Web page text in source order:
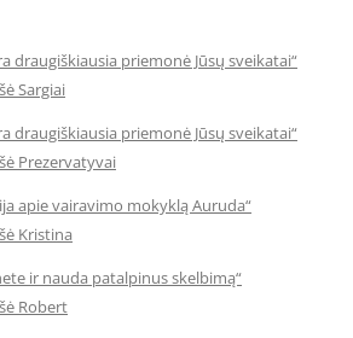
draugiškiausia priemonė Jūsų sveikatai“
Sargiai
draugiškiausia priemonė Jūsų sveikatai“
Prezervatyvai
apie vairavimo mokyklą Auruda“
Kristina
ir nauda patalpinus skelbimą“
Robert